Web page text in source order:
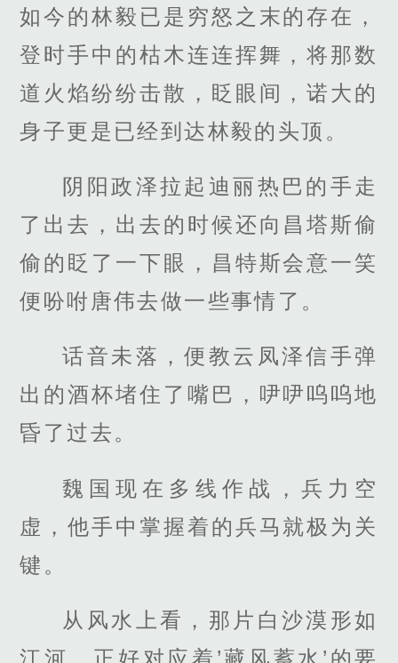
如今的林毅已是穷怒之末的存在，
登时手中的枯木连连挥舞，将那数
道火焰纷纷击散，眨眼间，诺大的
身子更是已经到达林毅的头顶。
阴阳政泽拉起迪丽热巴的手走
了出去，出去的时候还向昌塔斯偷
偷的眨了一下眼，昌特斯会意一笑
便吩咐唐伟去做一些事情了。
话音未落，便教云凤泽信手弹
出的酒杯堵住了嘴巴，吚吚呜呜地
昏了过去。
魏国现在多线作战，兵力空
虚，他手中掌握着的兵马就极为关
键。
从风水上看，那片白沙漠形如
江河，正好对应着’藏风蓄水’的要